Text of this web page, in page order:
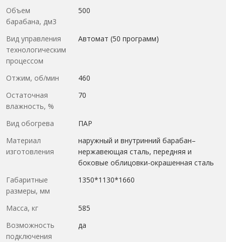
Объем
барабана, дм3
500
Вид управления
технологическим
процессом
Автомат (50 программ)
Отжим, об/мин
460
Остаточная
влажность, %
70
Вид обогрева
ПАР
Материал
изготовления
наружный и внутринний барабан–
нержавеющая сталь, передняя и
боковые облицовки-окрашенная сталь
Габаритные
размеры, мм
1350*1130*1660
Масса, кг
585
Возможность
подключения
да